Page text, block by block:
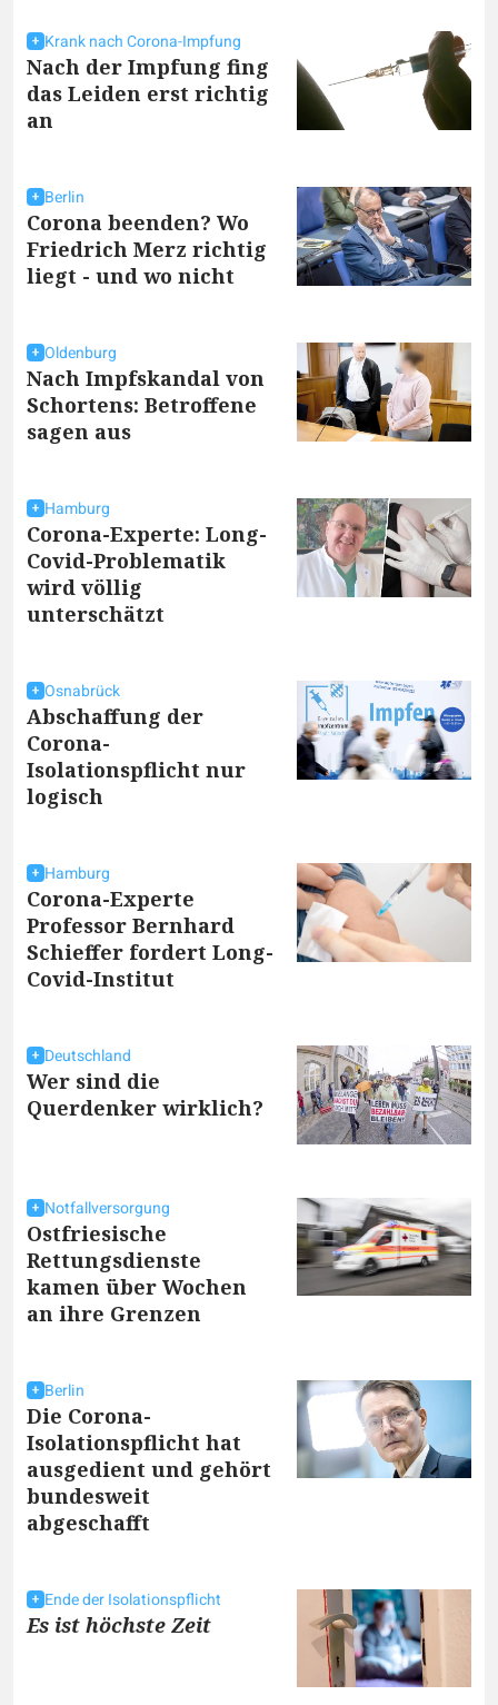
Krank nach Corona-Impfung
Nach der Impfung fing
das Leiden erst richtig
an
Berlin
Corona beenden? Wo
Friedrich Merz richtig
liegt - und wo nicht
Oldenburg
Nach Impfskandal von
Schortens: Betroffene
sagen aus
Hamburg
Corona-Experte: Long-
Covid-Problematik
wird völlig
unterschätzt
Osnabrück
Abschaffung der
Corona-
Isolationspflicht nur
logisch
Hamburg
Corona-Experte
Professor Bernhard
Schieffer fordert Long-
Covid-Institut
Deutschland
Wer sind die
Querdenker wirklich?
Notfallversorgung
Ostfriesische
Rettungsdienste
kamen über Wochen
an ihre Grenzen
Berlin
Die Corona-
Isolationspflicht hat
ausgedient und gehört
bundesweit
abgeschafft
Ende der Isolationspflicht
Es ist höchste Zeit